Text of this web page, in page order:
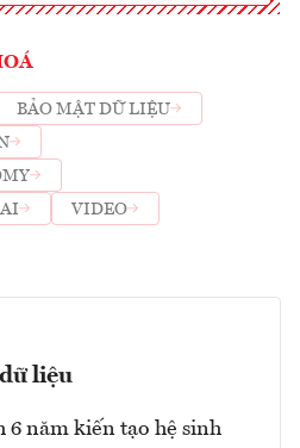
BẢO MẬT DỮ LIỆU
VIDEO
liệu
6 năm kiến tạo hệ sinh